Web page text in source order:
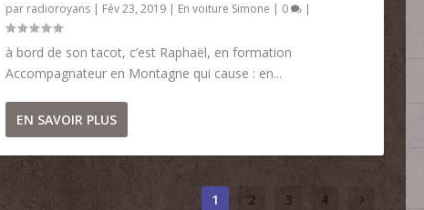
par radioroyans| Fév 23, 2019| En voiture Simone | 0 |
à bord de son tacot, c’est Raphaël, en formation
Accompagnateur en Montagne qui cause : en...
EN SAVOIR PLUS
1 2 3 4